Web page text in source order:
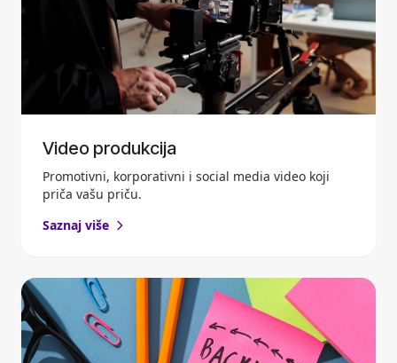
Video produkcija
Promotivni, korporativni i social media video koji
priča vašu priču.
Saznaj više